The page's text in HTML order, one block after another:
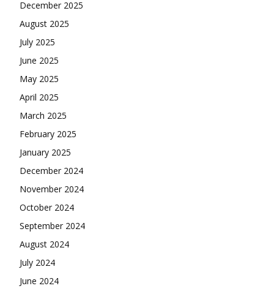
December 2025
August 2025
July 2025
June 2025
May 2025
April 2025
March 2025
February 2025
January 2025
December 2024
November 2024
October 2024
September 2024
August 2024
July 2024
June 2024